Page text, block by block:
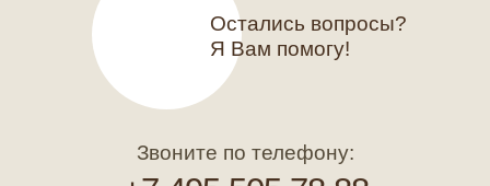
Остались вопросы?
Я Вам помогу!
Звоните по телефону: